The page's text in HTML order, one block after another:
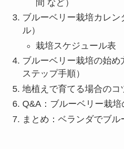
間 など）
ブルーベリー栽培カレ
ル）
栽培スケジュール表
ブルーベリー栽培の始め
ステップ手順）
地植えで育てる場合のコ
Q&A：ブルーベリー栽培
まとめ：ベランダでブル